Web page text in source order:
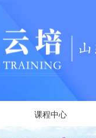
课程中心